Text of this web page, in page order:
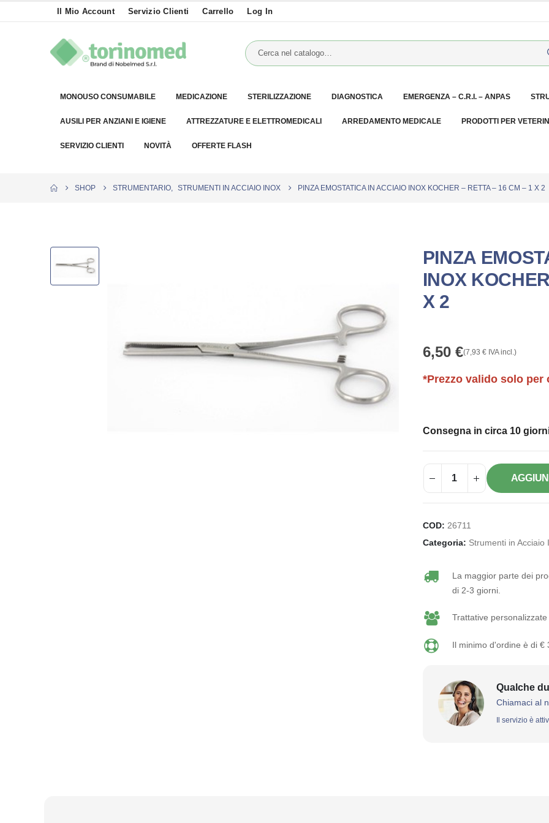
Il Mio Account Servizio Clienti Carrello Log In
MONOUSO CONSUMABILE MEDICAZIONE STERILIZZAZIONE DIAGNOSTICA EMERGENZA – C.R.I. – ANPAS
AUSILI PER ANZIANI E IGIENE ATTREZZATURE E ELETTROMEDICALI ARREDAMENTO MEDICALE PRODOTTI PER
SERVIZIO CLIENTI NOVITÀ OFFERTE FLASH
SHOP STRUMENTARIO STRUMENTI IN ACCIAIO INOX PINZA EMOSTATICA IN ACCIAIO INOX KOCHER – RETTA – 16 CM – 1 X 2
PINZA
INOX
X 2
6,50 €(7,93 €IVA incl.)
*Prezzo valido solo per
Consegna in circa 10
COD: 26711
Categoria: Strumenti in Acciaio
La maggior parte dei
di 2-3 giorni.
Trattative
Il minimo d'ordine è di €
Qualche
Chiamaci al
Il servizio è